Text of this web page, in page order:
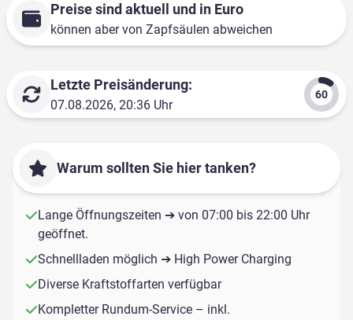
Preise sind aktuell und in Euro
können aber von Zapfsäulen abweichen
Letzte Preisänderung:
07.08.2026, 20:36 Uhr
Warum sollten Sie hier tanken?
Lange Öffnungszeiten ➔ von 07:00 bis 22:00 Uhr
geöffnet.
Schnellladen möglich ➔ High Power Charging
Diverse Kraftstoffarten verfügbar
Kompletter Rundum-Service – inkl.